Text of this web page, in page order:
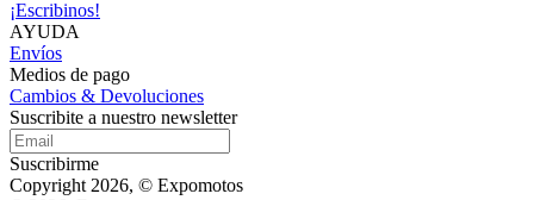
¡Escribinos!
AYUDA
Envíos
Medios de pago
Cambios & Devoluciones
Suscribite a nuestro newsletter
Suscribirme
Copyright 2026, © Expomotos